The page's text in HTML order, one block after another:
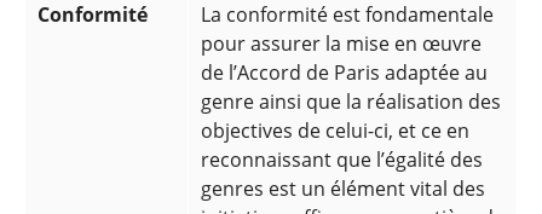
Conformité
La conformité est fondamentale
pour assurer la mise en œuvre
de l’Accord de Paris adaptée au
genre ainsi que la réalisation des
objectives de celui-ci, et ce en
reconnaissant que l’égalité des
genres est un élément vital des